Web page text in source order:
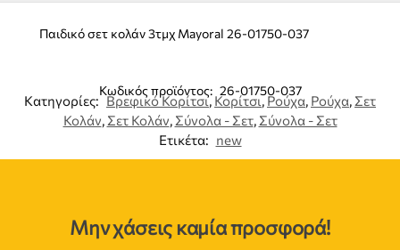
Παιδικό σετ κολάν 3τμχ Mayoral 26-01750-037
Κωδικός προϊόντος: 26-01750-037
Κατηγορίες: Βρεφικό Κορίτσι,Κορίτσι,Ρούχα, Ρούχα, Σετ
Κολάν, Σετ Κολάν, Σύνολα - Σετ, Σύνολα - Σετ
Ετικέτα: new
Μην χάσεις καμία προσφορά!